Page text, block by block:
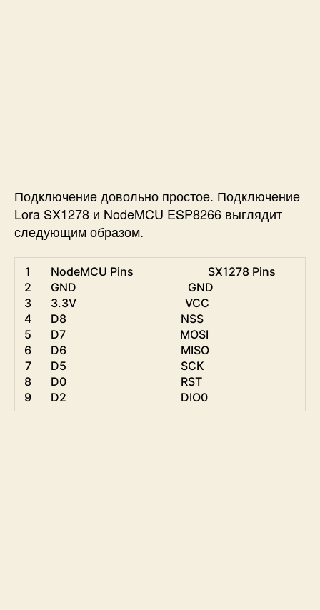
Подключение довольно простое. Подключение
Lora SX1278 и NodeMCU ESP8266 выглядит
следующим образом.
1
2
3
4
5
6
7
8
9
NodeMCU Pins SX1278 Pins
GND GND
3.3V
VCC
D8 NSS
D7 MOSI
D6 MISO
D5 SCK
D0 RST
D2 DIO0